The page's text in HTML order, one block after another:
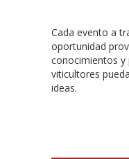
Cada evento a
oportunidad
conocimientos y
viticultores
ideas.